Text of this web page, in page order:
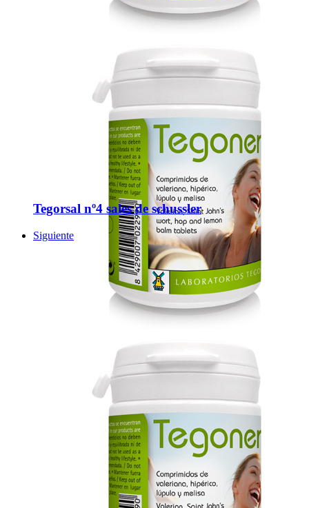
Tegorsal nº4 sales de schussler
Siguiente